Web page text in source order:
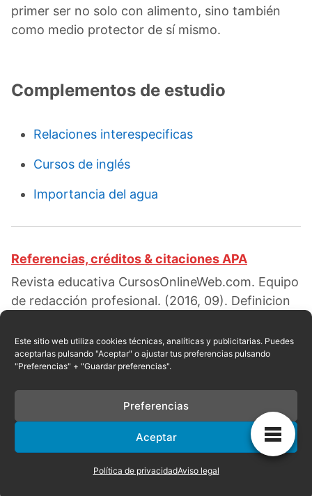
Este sitio web utiliza cookies técnicas, analíticas y publicitarias. Puedes
aceptarlas pulsando "Aceptar" o ajustar tus preferencias pulsando
"Preferencias" + "Guardar preferencias".
Aceptar
Preferencias
Política de privacidadAviso legal
primer ser no solo con alimento, sino también
como medio protector de sí mismo.
Complementos de estudio
Relaciones interespecificas
Cursos de inglés
Importancia del agua
Referencias, créditos & citaciones APA
Revista educativa CursosOnlineWeb.com. Equipo
de redacción profesional. (2016, 09). Definicion
educativa. Obtenido en fecha 08, 2026, desde el
sitio web:
https://cursosonlineweb.com/definicion-de-
comensalismo-y-ejemplos.html
Privacidad|Referencias|Mapa|Contacto